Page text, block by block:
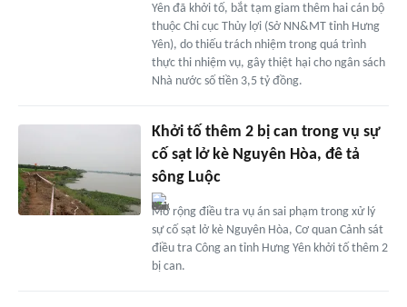
Yên đã khởi tố, bắt tạm giam thêm hai cán bộ
thuộc Chi cục Thủy lợi (Sở NN&MT tỉnh Hưng
Yên), do thiếu trách nhiệm trong quá trình
thực thi nhiệm vụ, gây thiệt hại cho ngân sách
Nhà nước số tiền 3,5 tỷ đồng.
Khởi tố thêm 2 bị can trong vụ sự
cố sạt lở kè Nguyên Hòa, đê tả
sông Luộc
Mở rộng điều tra vụ án sai phạm trong xử lý
sự cố sạt lở kè Nguyên Hòa, Cơ quan Cảnh sát
điều tra Công an tỉnh Hưng Yên khởi tố thêm 2
bị can.